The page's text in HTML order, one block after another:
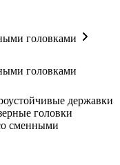
головками
головками
державки
головки
сменными